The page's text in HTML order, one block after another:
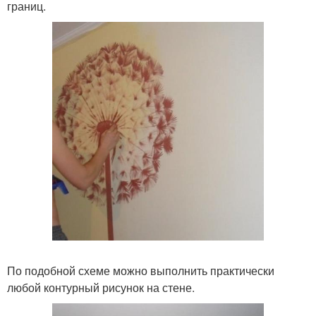
границ.
По подобной схеме можно выполнить практически
любой контурный рисунок на стене.